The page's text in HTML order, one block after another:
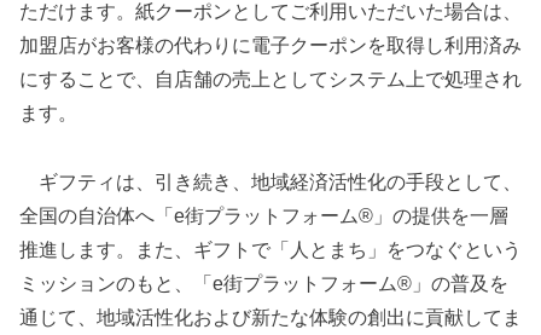
ただけます。紙クーポンとしてご利用いただいた場合は、
加盟店がお客様の代わりに電子クーポンを取得し利用済み
にすることで、自店舗の売上としてシステム上で処理され
ます。
ギフティは、引き続き、地域経済活性化の手段として、
全国の自治体へ「e街プラットフォーム®」の提供を一層
推進します。また、ギフトで「人とまち」をつなぐという
ミッションのもと、「e街プラットフォーム®」の普及を
通じて、地域活性化および新たな体験の創出に貢献してま